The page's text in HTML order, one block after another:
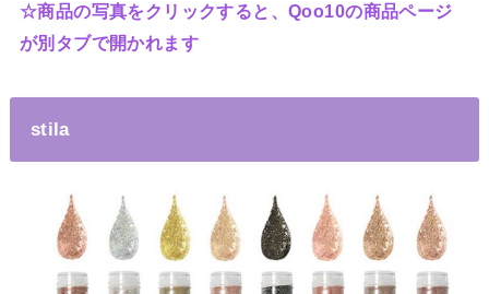
☆商品の写真をクリックすると、Qoo10の商品ページ
が別タブで開かれます
stila